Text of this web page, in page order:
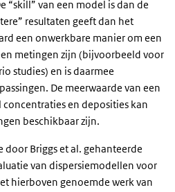
“skill” van een model is dan de
resultaten geeft dan het
een onwerkbare manier om een
metingen zijn (bijvoorbeeld voor
studies) en is daarmee
De meerwaarde van een
en deposities kan
beschikbaar zijn.
door Briggs et al. gehanteerde
van dispersiemodellen voor
hierboven genoemde werk van